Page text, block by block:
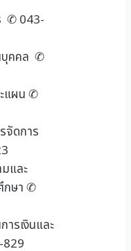
✆ 043-
บุคคล ✆
แผน ✆
จัดการ
และ
กษา ✆
รเงินและ